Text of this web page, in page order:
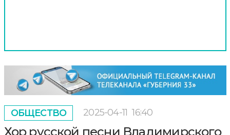
ОБЩЕСТВО 2025-04-11 16:40
Хор русской песни Владимирского